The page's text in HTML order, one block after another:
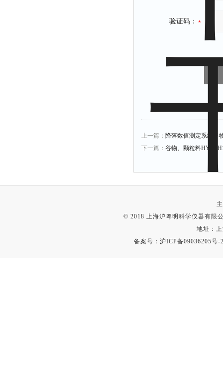
验证码：
上一篇： 降落数值测定系统谷
下一篇： 谷物、颗粒料HYM-
© 2018 上海沪粤明科学仪器有限
地址：
备案号：沪ICP备09036205号-